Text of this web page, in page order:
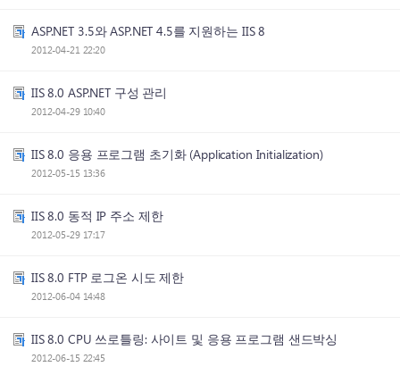
ASP.NET 3.5와 ASP.NET 4.5를 지원하는 IIS 8
2012-04-21 22:20
IIS 8.0 ASP.NET 구성 관리
2012-04-29 10:40
IIS 8.0 응용 프로그램 초기화 (Application Initialization)
2012-05-15 13:36
IIS 8.0 동적 IP 주소 제한
2012-05-29 17:17
IIS 8.0 FTP 로그온 시도 제한
2012-06-04 14:48
IIS 8.0 CPU 쓰로틀링: 사이트 및 응용 프로그램 샌드박싱
2012-06-15 22:45